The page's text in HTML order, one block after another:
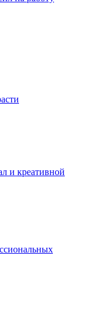
и креативной